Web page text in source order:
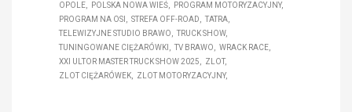
OPOLE
POLSKA NOWA WIEŚ
PROGRAM MOTORYZACYJNY
PROGRAM NA OSI
STREFA OFF-ROAD
TATRA
TELEWIZYJNE STUDIO BRAWO
TRUCK SHOW
TUNINGOWANE CIĘŻARÓWKI
TV BRAWO
WRACK RACE
XXI ULTOR MASTER TRUCK SHOW 2025
ZLOT
ZLOT CIĘŻARÓWEK
ZLOT MOTORYZACYJNY